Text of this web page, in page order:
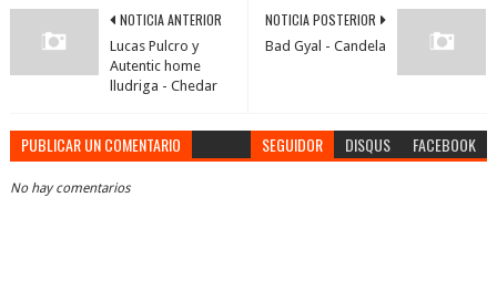
NOTICIA POSTERIOR
Bad Gyal - Candela
NOTICIA ANTERIOR
Lucas Pulcro y
Autentic home
lludriga - Chedar
PUBLICAR UN COMENTARIO SEGUIDOR DISQUS FACEBOOK
No hay comentarios